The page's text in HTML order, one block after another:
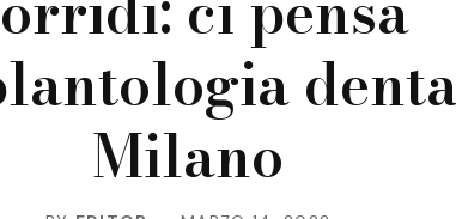
Milano